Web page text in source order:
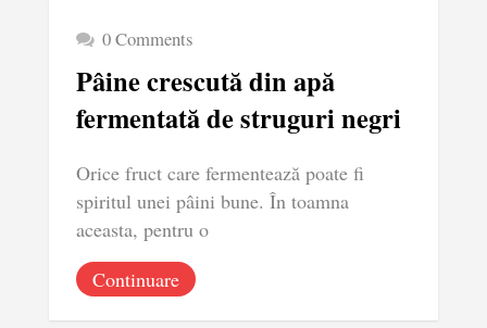
0 Comments
Pâine crescută din apă
fermentată de struguri negri
Orice fruct care fermentează poate fi
spiritul unei pâini bune. În toamna
aceasta, pentru o
Continuare